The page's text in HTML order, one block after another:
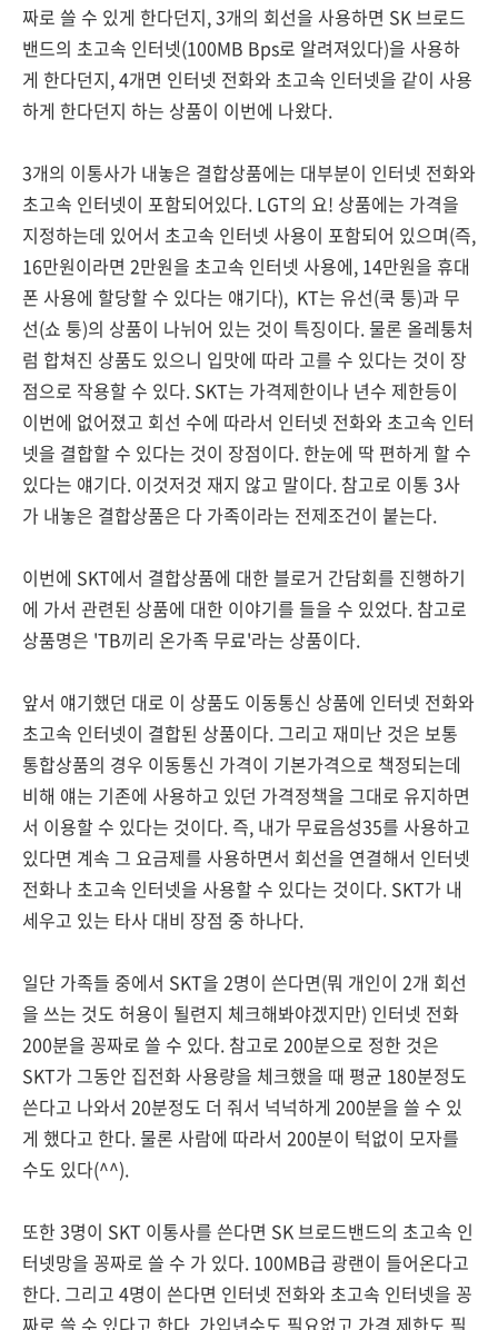
짜로 쓸 수 있게 한다던지, 3개의 회선을 사용하면 SK 브로드
밴드의 초고속 인터넷(100MB Bps로 알려져있다)을 사용하
게 한다던지, 4개면 인터넷 전화와 초고속 인터넷을 같이 사용
하게 한다던지 하는 상품이 이번에 나왔다.
3개의 이통사가 내놓은 결합상품에는 대부분이 인터넷 전화와
초고속 인터넷이 포함되어있다. LGT의 요! 상품에는 가격을
지정하는데 있어서 초고속 인터넷 사용이 포함되어 있으며(즉,
16만원이라면 2만원을 초고속 인터넷 사용에, 14만원을 휴대
폰 사용에 할당할 수 있다는 얘기다), KT는 유선(쿡 퉁)과 무
선(쇼 퉁)의 상품이 나뉘어 있는 것이 특징이다. 물론 올레퉁처
럼 합쳐진 상품도 있으니 입맛에 따라 고를 수 있다는 것이 장
점으로 작용할 수 있다. SKT는 가격제한이나 년수 제한등이
이번에 없어졌고 회선 수에 따라서 인터넷 전화와 초고속 인터
넷을 결합할 수 있다는 것이 장점이다. 한눈에 딱 편하게 할 수
있다는 얘기다. 이것저것 재지 않고 말이다. 참고로 이통 3사
가 내놓은 결합상품은 다 가족이라는 전제조건이 붙는다.
이번에 SKT에서 결합상품에 대한 블로거 간담회를 진행하기
에 가서 관련된 상품에 대한 이야기를 들을 수 있었다. 참고로
상품명은 'TB끼리 온가족 무료'라는 상품이다.
앞서 얘기했던 대로 이 상품도 이동통신 상품에 인터넷 전화와
초고속 인터넷이 결합된 상품이다. 그리고 재미난 것은 보통
통합상품의 경우 이동통신 가격이 기본가격으로 책정되는데
비해 얘는 기존에 사용하고 있던 가격정책을 그대로 유지하면
서 이용할 수 있다는 것이다. 즉, 내가 무료음성35를 사용하고
있다면 계속 그 요금제를 사용하면서 회선을 연결해서 인터넷
전화나 초고속 인터넷을 사용할 수 있다는 것이다. SKT가 내
세우고 있는 타사 대비 장점 중 하나다.
일단 가족들 중에서 SKT을 2명이 쓴다면(뭐 개인이 2개 회선
을 쓰는 것도 허용이 될련지 체크해봐야겠지만) 인터넷 전화
200분을 꽁짜로 쓸 수 있다. 참고로 200분으로 정한 것은
SKT가 그동안 집전화 사용량을 체크했을 때 평균 180분정도
쓴다고 나와서 20분정도 더 줘서 넉넉하게 200분을 쓸 수 있
게 했다고 한다. 물론 사람에 따라서 200분이 턱없이 모자를
수도 있다(^^).
또한 3명이 SKT 이통사를 쓴다면 SK 브로드밴드의 초고속 인
터넷망을 꽁짜로 쓸 수 가 있다. 100MB급 광랜이 들어온다고
한다. 그리고 4명이 쓴다면 인터넷 전화와 초고속 인터넷을 꽁
짜로 쓸 수 있다고 한다. 가입년수도 필요없고 가격 제한도 필